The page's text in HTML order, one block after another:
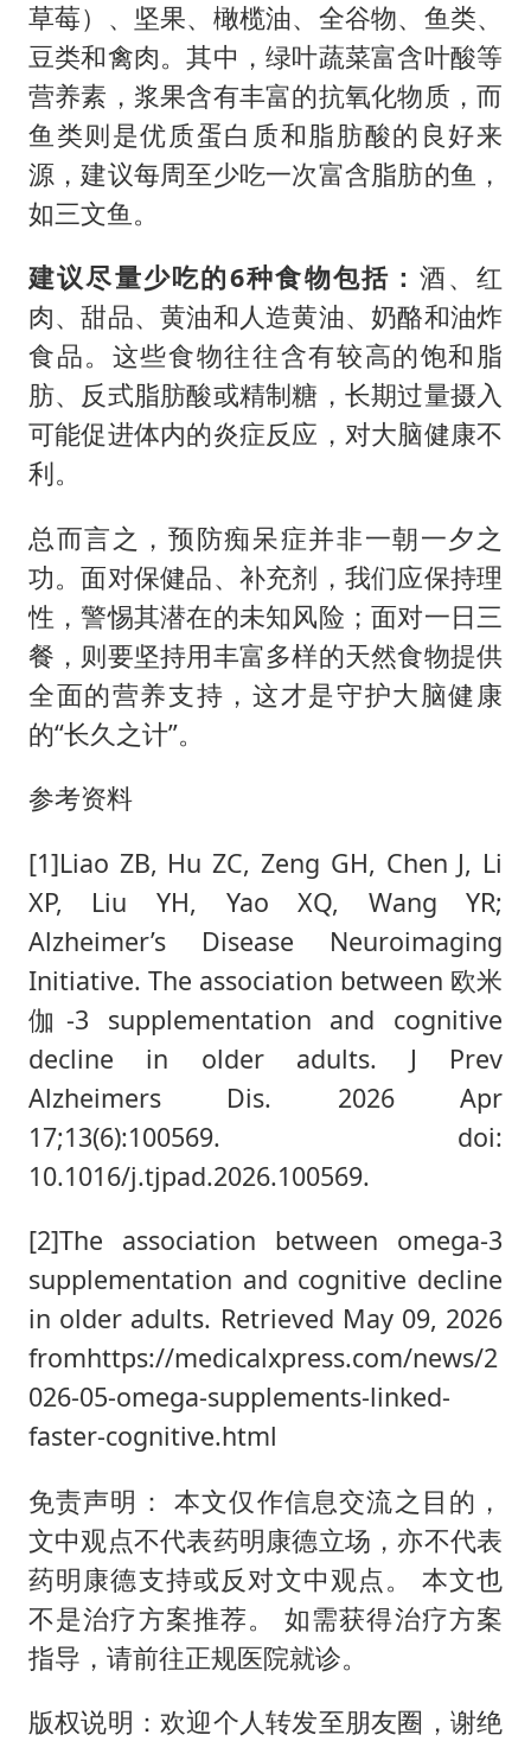
草莓）、坚果、橄榄油、全谷物、鱼类、
豆类和禽肉。其中，绿叶蔬菜富含叶酸等
营养素，浆果含有丰富的抗氧化物质，而
鱼类则是优质蛋白质和脂肪酸的良好来
源，建议每周至少吃一次富含脂肪的鱼，
如三文鱼。
建议尽量少吃的6种食物包括： 酒、红
肉、甜品、黄油和人造黄油、奶酪和油炸
食品。这些食物往往含有较高的饱和脂
肪、反式脂肪酸或精制糖，长期过量摄入
可能促进体内的炎症反应，对大脑健康不
利。
总而言之，预防痴呆症并非一朝一夕之
功。面对保健品、补充剂，我们应保持理
性，警惕其潜在的未知风险；面对一日三
餐，则要坚持用丰富多样的天然食物提供
全面的营养支持，这才是守护大脑健康
的“长久之计”。
参考资料
[1]Liao ZB, Hu ZC, Zeng GH, Chen J, Li
XP, Liu YH, Yao XQ, Wang YR;
Alzheimer’s Disease Neuroimaging
Initiative. The association between 欧米
伽-3 supplementation and cognitive
decline in older adults. J Prev
Alzheimers Dis. 2026 Apr
17;13(6):100569. doi:
10.1016/j.tjpad.2026.100569.
[2]The association between omega-3
supplementation and cognitive decline
in older adults. Retrieved May 09, 2026
fromhttps://medicalxpress.com/news/2
026-05-omega-supplements-linked-
faster-cognitive.html
免责声明： 本文仅作信息交流之目的，
文中观点不代表药明康德立场，亦不代表
药明康德支持或反对文中观点。 本文也
不是治疗方案推荐。 如需获得治疗方案
指导，请前往正规医院就诊。
版权说明：欢迎个人转发至朋友圈，谢绝